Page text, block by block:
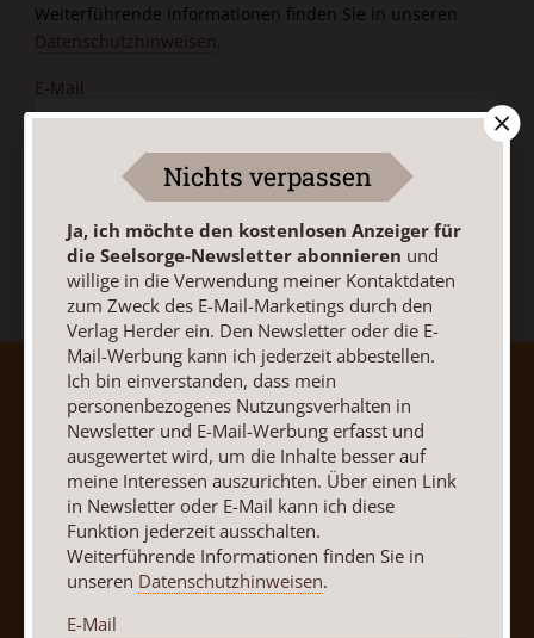
Weiterführende Informationen finden Sie in unseren
Datenschutzhinweisen.
E-Mail
Jetzt anmelden
AGB und Widerrufsbelehrung
Barrierefreiheit
Impressum
Vertrag widerrufen Abo online kündigen
Nichts verpassen
Ja, ich möchte den kostenlosen Anzeiger für
die Seelsorge-Newsletter abonnieren und
willige in die Verwendung meiner Kontaktdaten
zum Zweck des E-Mail-Marketings durch den
Verlag Herder ein. Den Newsletter oder die E-
Mail-Werbung kann ich jederzeit abbestellen.
Ich bin einverstanden, dass mein
personenbezogenes Nutzungsverhalten in
Newsletter und E-Mail-Werbung erfasst und
ausgewertet wird, um die Inhalte besser auf
meine Interessen auszurichten. Über einen Link
in Newsletter oder E-Mail kann ich diese
Funktion jederzeit ausschalten.
Weiterführende Informationen finden Sie in
unseren Datenschutzhinweisen.
E-Mail